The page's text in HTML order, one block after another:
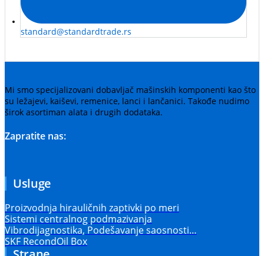
standard@standardtrade.rs
Mi smo specijalizovani dobavljač mašinskih komponenti kao što
su ležajevi, kaiševi, remenice, lanci i lančanici. Takođe nudimo
širok asortiman alata i drugih dodataka.
Zapratite nas:
Usluge
Proizvodnja hirauličnih zaptivki po meri
Sistemi centralnog podmazivanja
Vibrodijagnostika, Podešavanje saosnosti…
SKF RecondOil Box